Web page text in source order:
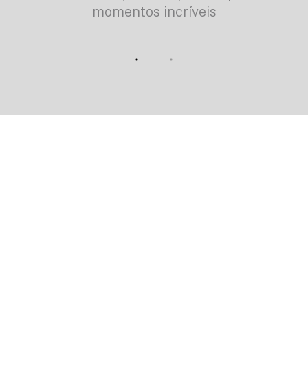
momentos incríveis